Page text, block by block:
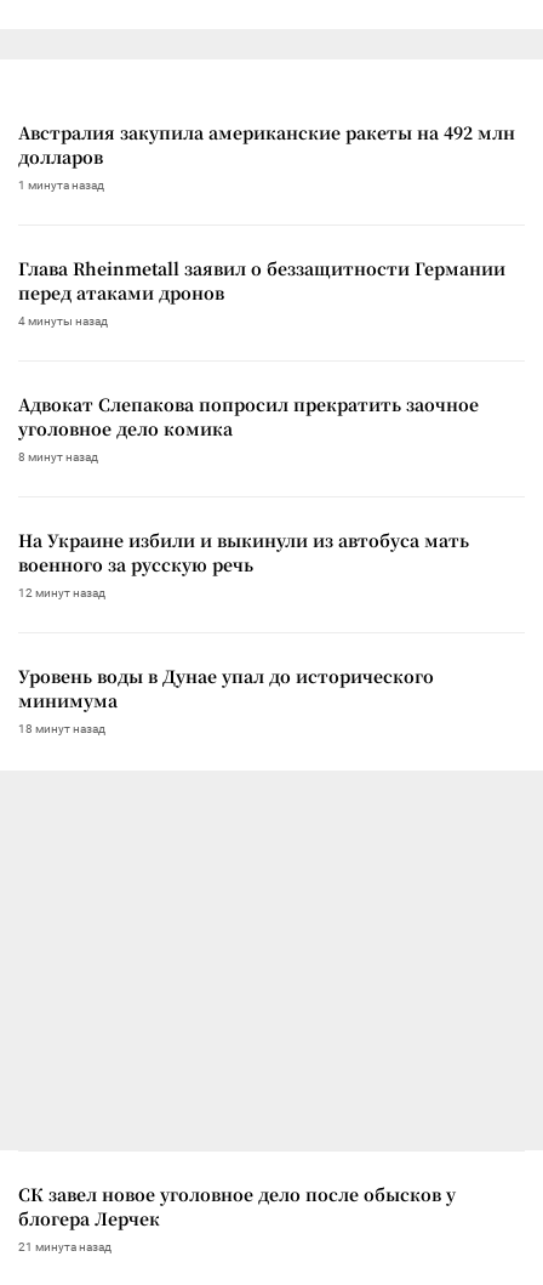
Австралия закупила американские ракеты на 492 млн
долларов
1 минута назад
Глава Rheinmetall заявил о беззащитности Германии
перед атаками дронов
4 минуты назад
Адвокат Слепакова попросил прекратить заочное
уголовное дело комика
8 минут назад
На Украине избили и выкинули из автобуса мать
военного за русскую речь
12 минут назад
Уровень воды в Дунае упал до исторического
минимума
18 минут назад
СК завел новое уголовное дело после обысков у
блогера Лерчек
21 минута назад